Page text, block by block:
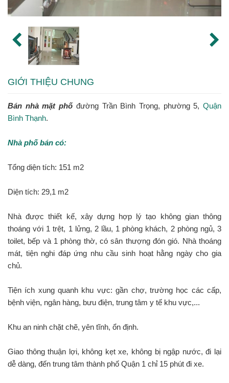
GIỚI THIỆU CHUNG
Bán nhà mặt phốđường Trần Bình Trọng, phường 5,Quận
Bình Thạnh.
Nhà phố bán có:
Tổng diện tích: 151 m2
Diện tích: 29,1 m2
Nhà được thiết kế, xây dựng hợp lý tạo không gian thông
thoáng với 1 trệt, 1 lửng, 2 lầu, 1 phòng khách, 2 phòng ngủ, 3
toilet, bếp và 1 phòng thờ, có sân thượng đón gió. Nhà thoáng
mát, tiện nghi đáp ứng nhu cầu sinh hoạt hằng ngày cho gia
chủ.
Tiện ích xung quanh khu vực: gần chợ, trường học các cấp,
bệnh viện, ngân hàng, bưu điện, trung tâm y tế khu vực,...
Khu an ninh chặt chẽ, yên tĩnh, ổn định.
Giao thông thuận lợi, không kẹt xe, không bị ngập nước, đi lại
dễ dàng, đến trung tâm thành phố Quận 1 chỉ 15 phút đi xe.